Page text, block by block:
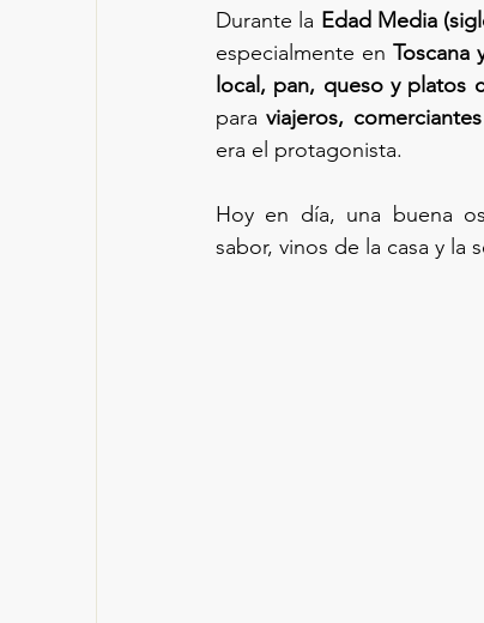
Durante la Edad Media
especialmente en Toscana
local, pan, queso y platos
para viajeros,
era el protagonista.
Hoy en día, una buena
sabor, vinos de la casa y la